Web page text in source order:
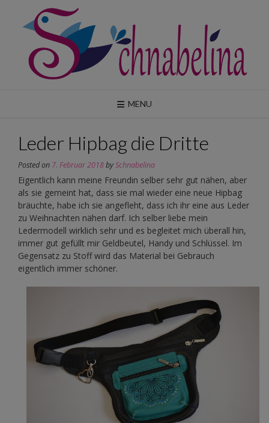
content
MENU
Leder Hipbag die Dritte
Posted on 7. Februar 2018bySchnabelina
Eigentlich kann meine Freundin selber sehr gut nähen, aber
als sie gemeint hat, dass sie mal wieder eine neue Hipbag
bräuchte, habe ich sie angefleht, dass ich ihr eine aus Leder
zu Weihnachten nähen darf. Ich selber liebe mein
Ledermodell wirklich sehr und es begleitet mich überall hin,
immer gut gefüllt mir Geldbeutel, Handy und Schlüssel. Im
Gegensatz zu Stoff wird das Material bei Gebrauch
eigentlich immer schöner.